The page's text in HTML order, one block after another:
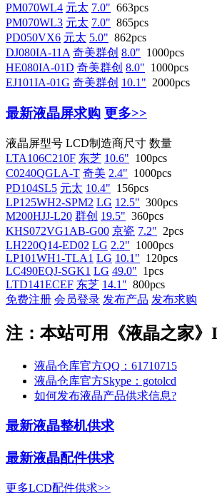
PM070WL4 元太 7.0" 663pcs
PM070WL3 元太 7.0" 865pcs
PD050VX6 元太 5.0" 862pcs
DJ080IA-11A 奇美群创 8.0" 1000pcs
HE080IA-01D 奇美群创 8.0" 1000pcs
EJ101IA-01G 奇美群创 10.1" 2000pcs
最新液晶屏求购 更多>>
液晶屏型号 LCD制造商尺寸 数量
LTA106C210F 东芝 10.6" 100pcs
C0240QGLA-T 奇美 2.4" 1000pcs
PD104SL5 元太 10.4" 156pcs
LP125WH2-SPM2 LG 12.5" 300pcs
M200HJJ-L20 群创 19.5" 360pcs
KHS072VG1AB-G00 京瓷 7.2" 2pcs
LH220Q14-ED02 LG 2.2" 1000pcs
LP101WH1-TLA1 LG 10.1" 120pcs
LC490EQJ-SGK1 LG 49.0" 1pcs
LTD141ECEF 东芝 14.1" 800pcs
免费注册 会员登录 发布产品 发布求购
注：本站可用《液晶之家》
液晶仓库官方QQ：61710715
液晶仓库官方Skype：gotolcd
如何发布液晶产品供求信息?
最新液晶整机供求
最新液晶配件供求
更多LCD配件供求>>